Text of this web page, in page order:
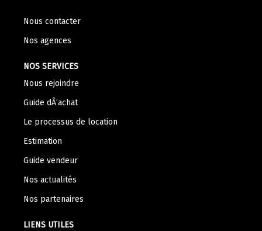
Nous contacter
Nos agences
NOS SERVICES
Nous rejoindre
Guide dÂ’achat
Le processus de location
Estimation
Guide vendeur
Nos actualités
Nos partenaires
LIENS UTILES